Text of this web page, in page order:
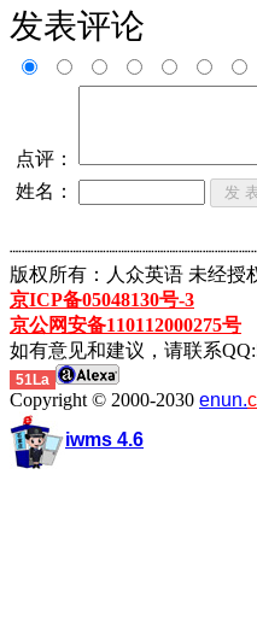
发表评论
点评：
姓名：
版权所有：人众英语 未经授
京ICP备05048130号-3
京公网安备110112000275号
如有意见和建议，请联系
51La
Copyright © 2000-2030 enun.
iwms 4.6